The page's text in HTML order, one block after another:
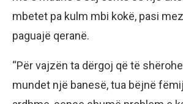
mbetet pa kulm mbi kokë, pasi
paguajë qeranë.
“Për vajzën ta dërgoj që të
mundet një banesë, tua bëjnë